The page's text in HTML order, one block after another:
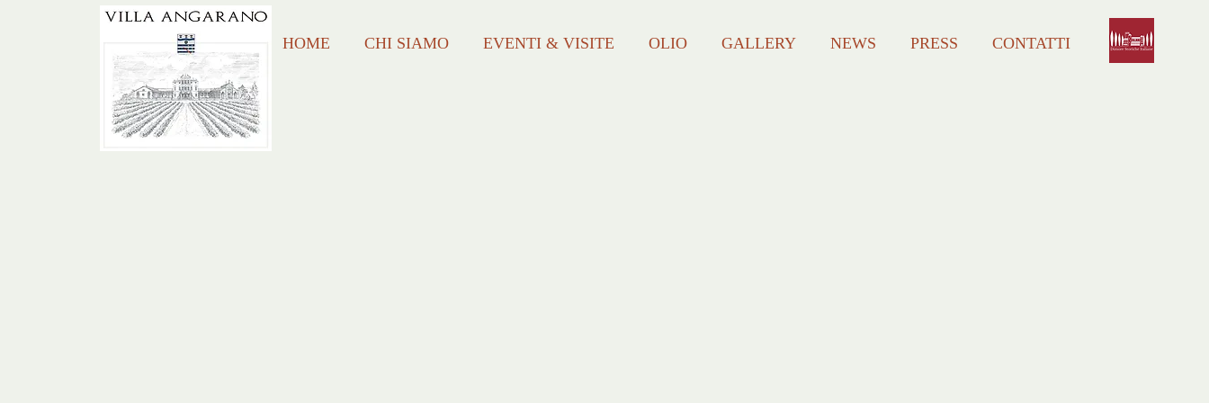
HOME CHI SIAMO EVENTI & VISITE OLIO GALLERY NEWS PRESS CONTATTI